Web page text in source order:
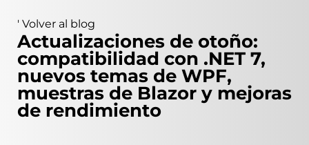
' Volver al blog
Actualizaciones de otoño:
compatibilidad con .NET 7,
nuevos temas de WPF,
muestras de Blazor y mejoras
de rendimiento